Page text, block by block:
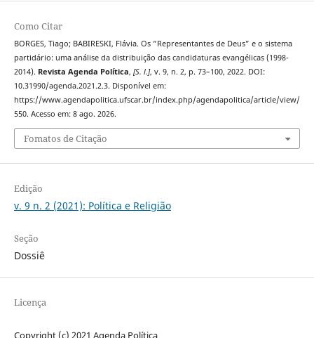
Como Citar
BORGES, Tiago; BABIRESKI, Flávia. Os “Representantes de Deus” e o sistema
partidário: uma análise da distribuição das candidaturas evangélicas (1998-
2014). Revista Agenda Política, [S. l.], v. 9, n. 2, p. 73–100, 2022. DOI:
10.31990/agenda.2021.2.3. Disponível em:
https://www.agendapolitica.ufscar.br/index.php/agendapolitica/article/view/
550. Acesso em: 8 ago. 2026.
Fomatos de Citação
Edição
v. 9 n. 2 (2021): Política e Religião
Seção
Dossiê
Licença
Copyright (c) 2021 Agenda Política